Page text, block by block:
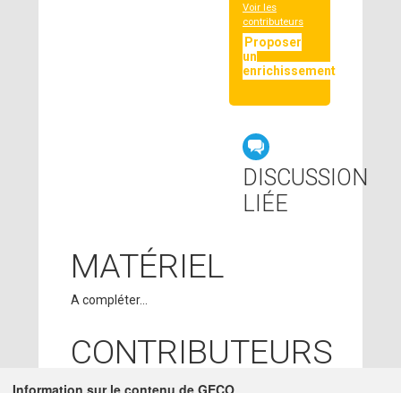
Voir les
contributeurs
Proposer
un
enrichissement
DISCUSSION
LIÉE
MATÉRIEL
A compléter...
CONTRIBUTEURS
Information sur le contenu de GECO